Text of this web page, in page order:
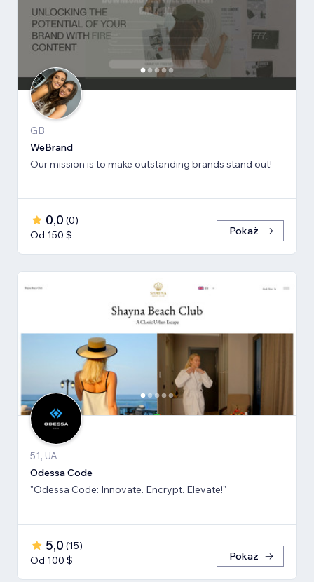
GB
WeBrand
Our mission is to make outstanding brands stand out!
0,0 (0)
Od 150 $
Pokaż
51, UA
Odessa Code
"Odessa Code: Innovate. Encrypt. Elevate!"
5,0 (15)
Od 100 $
Pokaż